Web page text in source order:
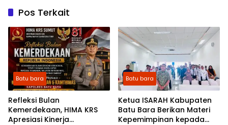
Pos Terkait
Batu bara
Refleksi Bulan
Kemerdekaan, HIMA KRS
Apresiasi Kinerja
Batu bara
Ketua ISARAH Kabupaten
Batu Bara Berikan Materi
Kepemimpinan kepada